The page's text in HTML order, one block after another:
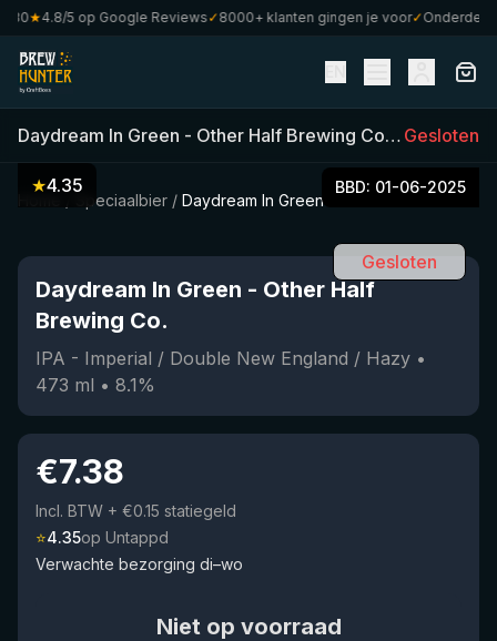
★4.8/5 op Google Reviews✓8000+ klanten gingen je voor✓Onderdeel
Daydream In Green - Other Half Brewing Co. ( 473ml)•
Gesloten
Speciaalbier / Daydream In Green
★4.35 BBD: 01-06-2025
Gesloten
Daydream In Green - Other Half
Brewing Co.
IPA - Imperial / Double New England / Hazy •
473 ml • 8.1%
€7.38
Incl. BTW + €0.15 statiegeld
⭐4.35op Untappd
Verwachte bezorging di–wo
Niet op voorraad